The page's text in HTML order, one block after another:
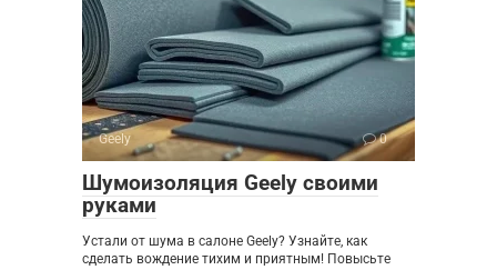
Geely 0
Шумоизоляция Geely своими
руками
Устали от шума в салоне Geely? Узнайте, как
сделать вождение тихим и приятным! Повысьте